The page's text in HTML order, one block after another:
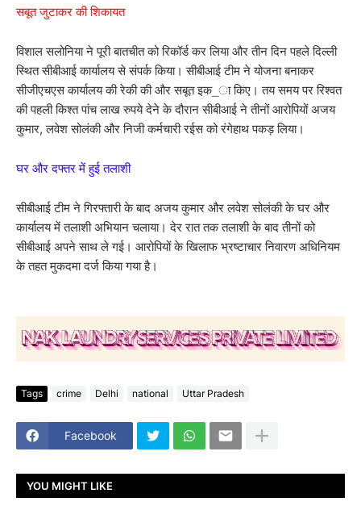
सबूत जुटाकर की शिकायत
विशाल सलोनिया ने पूरी बातचीत को रिकॉर्ड कर लिया और तीन दिन पहले दिल्ली
स्थित सीबीआई कार्यालय से संपर्क किया। सीबीआई टीम ने योजना बनाकर
सीजीएचएस कार्यालय की रेकी की और सबूत इक_ा किए। तय समय पर रिश्वत
की पहली किश्त पांच लाख रुपये देने के दौरान सीबीआई ने तीनों आरोपियों अजय
कुमार, लवेश सोलंकी और निजी कर्मचारी रईस को रंगेहाथ पकड़ लिया।
घर और दफ्तर में हुई तलाशी
सीबीआई टीम ने गिरफ्तारी के बाद अजय कुमार और लवेश सोलंकी के घर और
कार्यालय में तलाशी अभियान चलाया। देर रात तक तलाशी के बाद तीनों को
सीबीआई अपने साथ ले गई। आरोपियों के खिलाफ भ्रष्टाचार निवारण अधिनियम
के तहत मुकदमा दर्ज किया गया है।
Tags crime Delhi national Uttar Pradesh
Facebook
YOU MIGHT LIKE